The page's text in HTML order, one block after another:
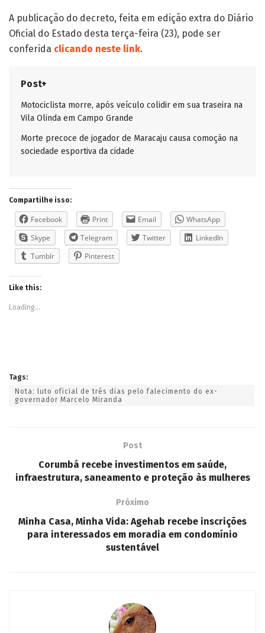
A publicação do decreto, feita em edição extra do Diário
Oficial do Estado desta terça-feira (23), pode ser
conferida clicando neste link.
Post+
Motociclista morre, após veículo colidir em sua traseira na
Vila Olinda em Campo Grande
Morte precoce de jogador de Maracaju causa comoção na
sociedade esportiva da cidade
Compartilhe isso:
Facebook Print Email
WhatsApp
Skype
Telegram Twitter
LinkedIn
Tumblr
Pinterest
Like this:
Loading...
Tags:
Nota: luto oficial de três dias pelo falecimento do ex-
governador Marcelo Miranda
Post
Corumbá recebe investimentos em saúde,
infraestrutura, saneamento e proteção às mulheres
Próximo
Minha Casa, Minha Vida: Agehab recebe inscrições
para interessados em moradia em condomínio
sustentável